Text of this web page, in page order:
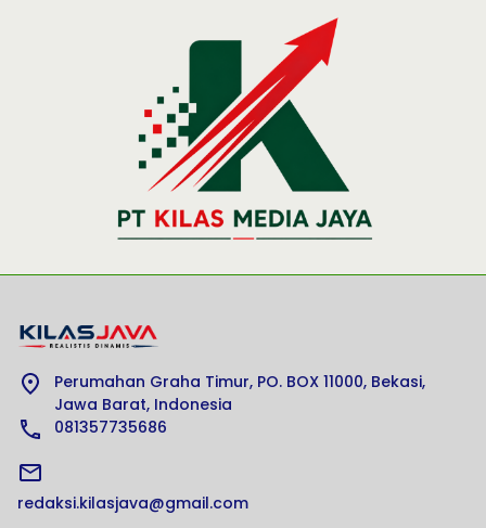
Perumahan Graha Timur, PO. BOX 11000, Bekasi,
Jawa Barat, Indonesia
081357735686
redaksi.kilasjava@gmail.com